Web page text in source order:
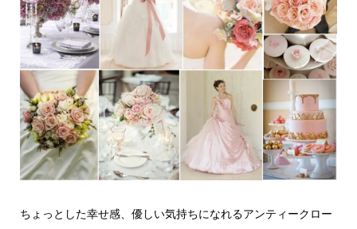
ちょっとした幸せ感、優しい気持ちになれるアンティークロー